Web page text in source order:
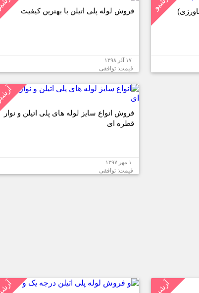
فروش لوله پلی اتیلن با بهترین کیفیت
۱۷ آذر ۱۳۹۸
قیمت: توافقی
آرشیو
فروش انواع سایز لوله های پلی اتیلن و نوار
قطره ای
۱ مهر ۱۳۹۷
قیمت: توافقی
آرشیو آرشیو